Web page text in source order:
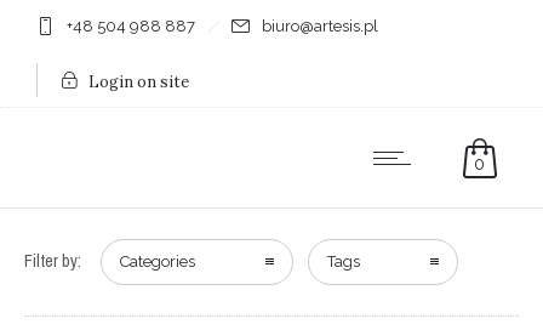
+48 504 988 887 biuro@artesis.pl
Login on site
0
Filter by: Categories Tags